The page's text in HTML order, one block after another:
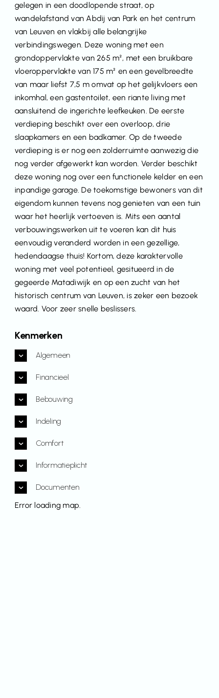
gelegen in een doodlopende straat, op
wandelafstand van Abdij van Park en het centrum
van Leuven en vlakbij alle belangrijke
verbindingswegen. Deze woning met een
grondoppervlakte van 265 m², met een bruikbare
vloeroppervlakte van 175 m² en een gevelbreedte
van maar liefst 7,5 m omvat op het gelijkvloers een
inkomhal, een gastentoilet, een riante living met
aansluitend de ingerichte leefkeuken. De eerste
verdieping beschikt over een overloop, drie
slaapkamers en een badkamer. Op de tweede
verdieping is er nog een zolderruimte aanwezig die
nog verder afgewerkt kan worden. Verder beschikt
deze woning nog over een functionele kelder en een
inpandige garage. De toekomstige bewoners van dit
eigendom kunnen tevens nog genieten van een tuin
waar het heerlijk vertoeven is. Mits een aantal
verbouwingswerken uit te voeren kan dit huis
eenvoudig veranderd worden in een gezellige,
hedendaagse thuis! Kortom, deze karaktervolle
woning met veel potentieel, gesitueerd in de
gegeerde Matadiwijk en op een zucht van het
historisch centrum van Leuven, is zeker een bezoek
waard. Voor zeer snelle beslissers.
Kenmerken
Algemeen
Financieel
Bebouwing
Indeling
Comfort
Informatieplicht
Documenten
Error loading map.